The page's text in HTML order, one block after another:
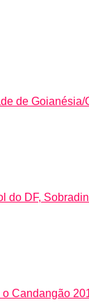
de Goianésia/
do DF,
Candangão